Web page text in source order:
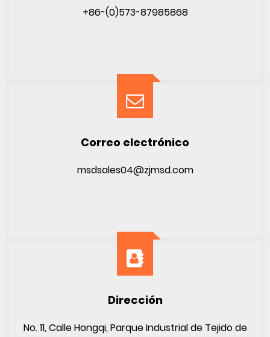
+86-(0)573-87985868
Correo electrónico
msdsales04@zjmsd.com
Dirección
No. 11, Calle Hongqi, Parque Industrial de Tejido de